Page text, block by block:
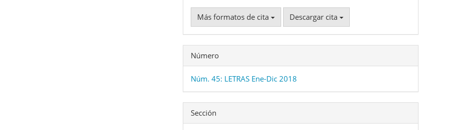
Más formatos de cita Descargar cita
Número
Núm. 45: LETRAS Ene-Dic 2018
Sección